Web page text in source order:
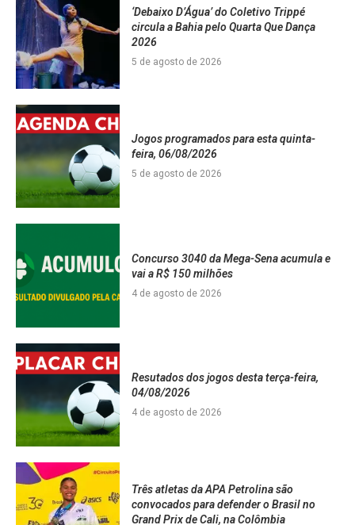
‘Debaixo D’Água’ do Coletivo Trippé
circula a Bahia pelo Quarta Que Dança
2026
5 de agosto de 2026
Jogos programados para esta quinta-
feira, 06/08/2026
5 de agosto de 2026
Concurso 3040 da Mega-Sena acumula e
vai a R$ 150 milhões
4 de agosto de 2026
Resutados dos jogos desta terça-feira,
04/08/2026
4 de agosto de 2026
Três atletas da APA Petrolina são
convocados para defender o Brasil no
Grand Prix de Cali, na Colômbia